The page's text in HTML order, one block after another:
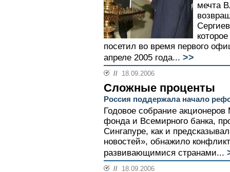
мечта
посетил во время первого
апреле 2005 года... >>
// 18.09.2006
Сложные проценты
Россия поддержала начало
Годовое собрание
фонда и Всемирного банка,
Сингапуре, как и
новостей», обнажило
развивающимися странами...
// 18.09.2006